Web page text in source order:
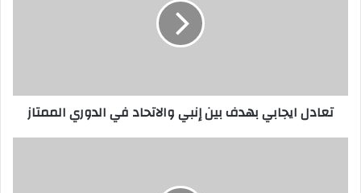
تعادل ايجابي بهدف بين إنبي والاتحاد في الدوري الممتاز